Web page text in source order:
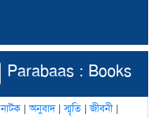
Parabaas : Books
নাটক |অনুবাদ|স্মৃতি |জীবনী|